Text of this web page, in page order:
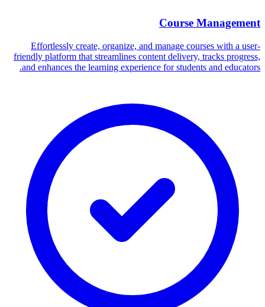
Course Management
Effortlessly create, organize, and manage courses with a user-
friendly platform that streamlines content delivery, tracks progress,
and enhances the learning experience for students and educators.